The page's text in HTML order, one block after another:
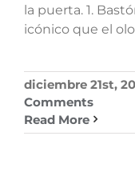
la puerta. 1.
icónico que el
diciembre 21st,
Comments
Read More